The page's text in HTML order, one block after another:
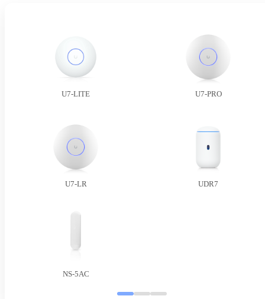
U7-LITE U7-PRO
U7-LR UDR7
NS-5AC